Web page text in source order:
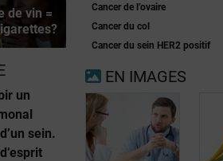
de vin =
un
sein.
Cancer de l’ovaire
Cancer du col
Cancer du sein HER2 positif
EN IMAGES